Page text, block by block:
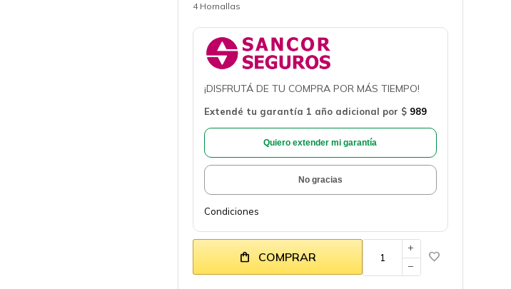
4 Hornallas
¡DISFRUTÁ DE TU COMPRA POR MÁS TIEMPO!
Extendé tu garantía 1 año adicional por $ 989
Quiero extender mi garantía
No gracias
Condiciones
COMPRAR
add
remove